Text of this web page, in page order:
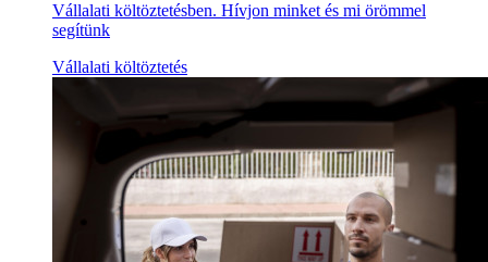
Vállalati költöztetésben. Hívjon minket és mi örömmel
segítünk
Vállalati költöztetés